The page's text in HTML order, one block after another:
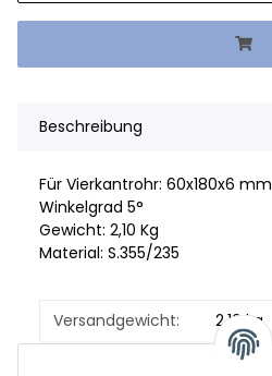
Beschreibung
Für Vierkantrohr: 60x180x6 mm
Winkelgrad 5°
Gewicht: 2,10 Kg
Material: S.355/235
Versandgewicht:
2,10 kg
2,10 kg